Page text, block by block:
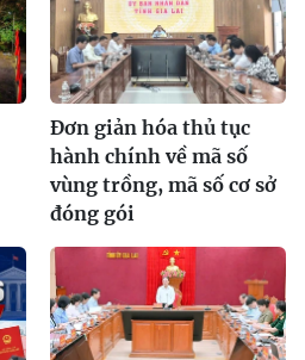
Đơn giản hóa thủ tục
hành chính về mã số
vùng trồng, mã số cơ sở
đóng gói